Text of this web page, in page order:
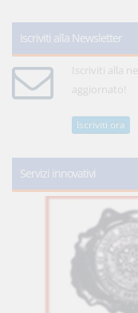
Iscriviti alla Newsletter
Iscriviti alla
aggiornato!
Iscriviti ora
Servizi innovativi